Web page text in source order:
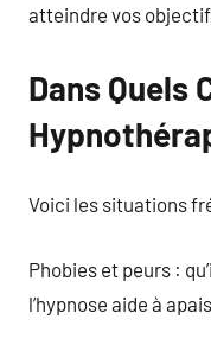
atteindre vos
Dans Quels
Voici les situations
Phobies et peurs :
l’hypnose aide à